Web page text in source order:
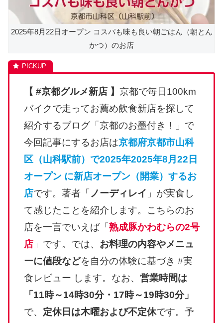
2025年8月22日オープン コスパも味も良い朝ごはん（朝とん
かつ）のお店
【 #京都グルメ新店 】 京都で毎日100km
バイクで走ってお薦め飲食新店を探して
紹介するブログ「京都のお墨付き！」で
今回記事にするお店は京都府京都市山科
区（山科駅前）で2025年2025年8月22日
オープン に新店オープン（開業）するお
店です。著者「 ノーディレイ 」が実食し
て感じたことを紹介します。こちらのお
店を一言でいえば「 熟成豚かわむらの2号
店」です。では、 お料理の内容やメニュ
ーに値段などを自分の体験に基づき #実
食レビュー します。なお、 営業時間は
「11時～14時30分・17時～19時30分」
で、 定休日は木曜および不定休です。予